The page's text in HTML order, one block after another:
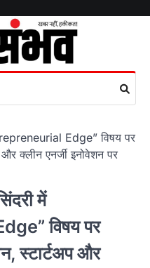
Edge” विषय पर
क्लीन एनर्जी इनोवेशन पर
में
विषय पर
स्टार्टअप और